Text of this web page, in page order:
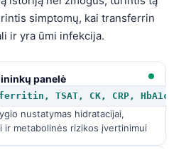
simptomų, kai transferrin
ir yra ūmi infekcija.
panelė
ferritin, TSAT, CK, CRP,
nustatymas hidratacijai,
ir metabolinės rizikos įvertinimui